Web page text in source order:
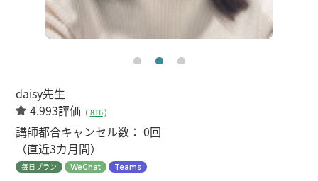
daisy先生
4.993評価 ( 816)
講師都合キャンセル数：0回
（直近3カ月間）
毎日プラン WeChat Teams